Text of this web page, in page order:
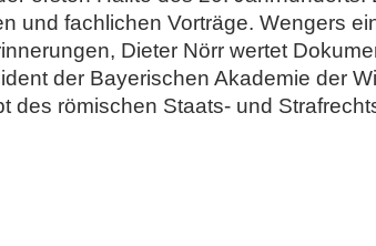
und fachlichen Vorträge. Wengers
Dieter Nörr wertet
der Bayerischen Akademie der
römischen Staats- und